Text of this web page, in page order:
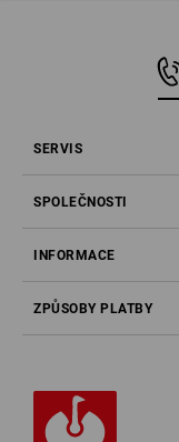
SERVIS
SPOLEČNOSTI
INFORMACE
ZPŮSOBY PLATBY